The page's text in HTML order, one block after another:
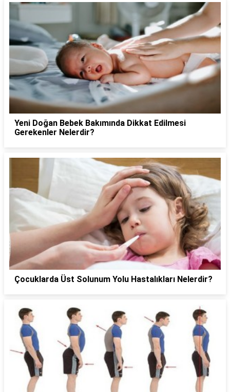
Yeni Doğan Bebek Bakımında Dikkat Edilmesi
Gerekenler Nelerdir?
Çocuklarda Üst Solunum Yolu Hastalıkları Nelerdir?